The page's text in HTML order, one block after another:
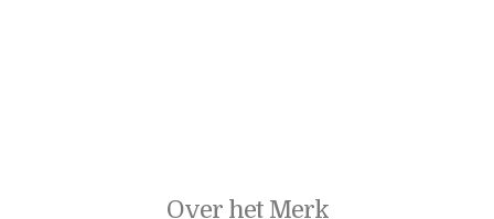
Over het Merk